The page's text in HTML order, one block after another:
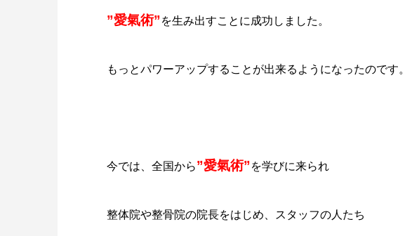
”愛氣術”を生み出すことに成功しました。
もっとパワーアップすることが出来るようになったのです。
今では、全国から”愛氣術”を学びに来られ
整体院や整骨院の院長をはじめ、スタッフの人たち